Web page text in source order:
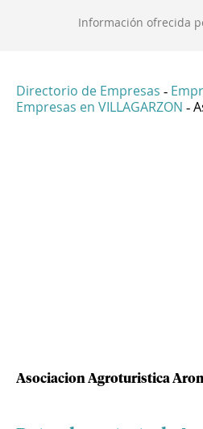
Información ofrecida
Directorio de Empresas -
Empresas en VILLAGARZON -
Asociacion Agroturistica